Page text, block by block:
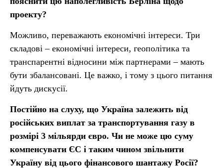
проекту?
Можливо, переважають економічні інтереси. Три
складові – економічні інтереси, геополітика та
транспарентні відносини між партнерами – мають
бути збалансовані. Це важко, і тому з цього питання
йдуть дискусії.
Постійно на слуху, що Україна залежить від
російських виплат за транспортування газу в
розмірі 3 мільярди євро. Чи не може цю суму
компенсувати ЄС і таким чином звільнити
Україну від цього фінансового шантажу Росії?